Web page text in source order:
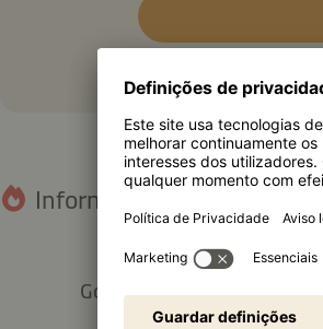
Informação nutricional (por
4,6 g
Gorduras totais